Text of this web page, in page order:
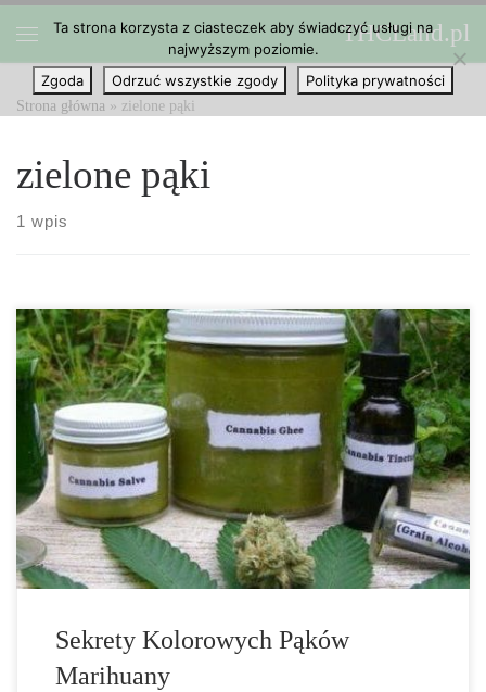
Przejdź do treści THCLand.pl
Strona główna » zielone pąki
zielone pąki
1 wpis
Sekrety kolorowych pąków marihuany: W jaki sposób otrzymać
fioletowe pąki na naszych roślinach? Rośliny marihuany są zwykle
zielone. A przynajmniej jesteśmy przyzwyczajeni do oglądania jej
w tym kolorze. Jednak wierzcie lub nie, niektóre odmiany
cannabis mogą być również fioletowe. Co […]
Sekrety Kolorowych Pąków
Marihuany
Ta strona korzysta z ciasteczek aby świadczyć usługi na
najwyższym poziomie.
Zgoda
Odrzuć wszystkie zgody Polityka prywatności